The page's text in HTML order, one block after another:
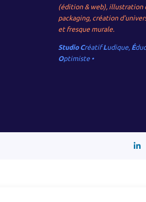
(édition & web), illustration
packaging, création
et fresque murale.
Studio CréatifLudique, É
Optimiste •